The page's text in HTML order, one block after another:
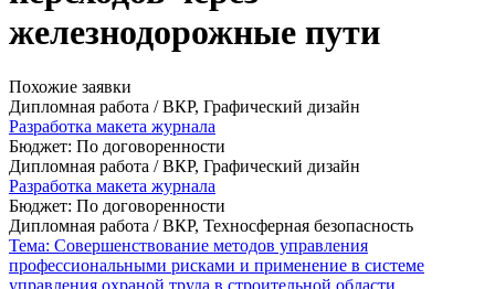
железнодорожные пути
Похожие заявки
Дипломная работа / ВКР, Графический дизайн
Разработка макета журнала
Бюджет: По договоренности
Дипломная работа / ВКР, Графический дизайн
Разработка макета журнала
Бюджет: По договоренности
Дипломная работа / ВКР, Техносферная безопасность
Тема: Совершенствование методов управления
профессиональными рисками и применение в системе
управления охраной труда в строительной области